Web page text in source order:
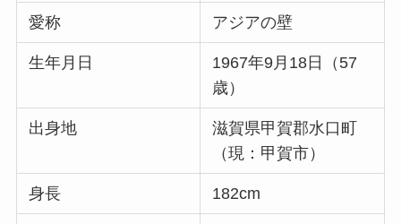
愛称 アジアの壁
生年月日
1967年9月18日（57
歳）
出身地
滋賀県甲賀郡水口町
（現：甲賀市）
身長 182cm